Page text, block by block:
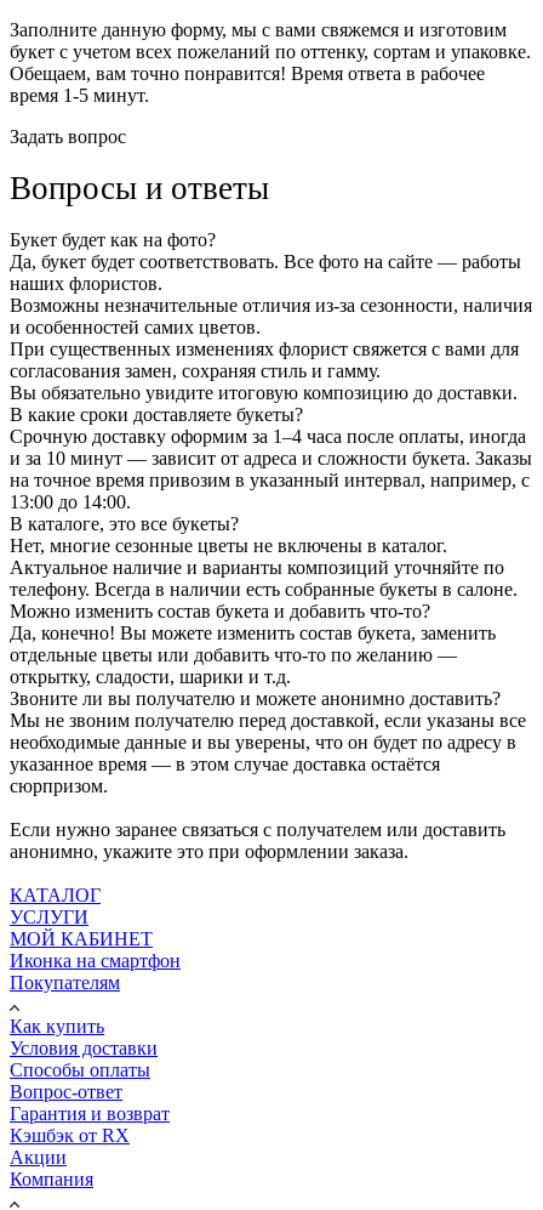
Заполните данную форму, мы с вами свяжемся и изготовим
букет с учетом всех пожеланий по оттенку, сортам и упаковке.
Обещаем, вам точно понравится! Время ответа в рабочее
время 1-5 минут.
Задать вопрос
Вопросы и ответы
Букет будет как на фото?
Да, букет будет соответствовать. Все фото на сайте — работы
наших флористов.
Возможны незначительные отличия из-за сезонности, наличия
и особенностей самих цветов.
При существенных изменениях флорист свяжется с вами для
согласования замен, сохраняя стиль и гамму.
Вы обязательно увидите итоговую композицию до доставки.
В какие сроки доставляете букеты?
Срочную доставку оформим за 1–4 часа после оплаты, иногда
и за 10 минут — зависит от адреса и сложности букета. Заказы
на точное время привозим в указанный интервал, например, с
13:00 до 14:00.
В каталоге, это все букеты?
Нет, многие сезонные цветы не включены в каталог.
Актуальное наличие и варианты композиций уточняйте по
телефону. Всегда в наличии есть собранные букеты в салоне.
Можно изменить состав букета и добавить что-то?
Да, конечно! Вы можете изменить состав букета, заменить
отдельные цветы или добавить что-то по желанию —
открытку, сладости, шарики и т.д.
Звоните ли вы получателю и можете анонимно доставить?
Мы не звоним получателю перед доставкой, если указаны все
необходимые данные и вы уверены, что он будет по адресу в
указанное время — в этом случае доставка остаётся
сюрпризом.
Если нужно заранее связаться с получателем или доставить
анонимно, укажите это при оформлении заказа.
КАТАЛОГ
УСЛУГИ
МОЙ КАБИНЕТ
Иконка на смартфон
Покупателям
Как купить
Условия доставки
Способы оплаты
Вопрос-ответ
Гарантия и возврат
Кэшбэк от RX
Акции
Компания